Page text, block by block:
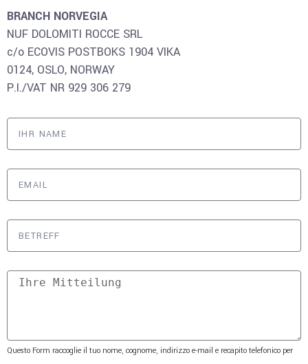
Questo Form raccoglie il tuo nome, cognome, indirizzo e-mail e recapito telefonico per
BRANCH NORVEGIA
NUF DOLOMITI ROCCE SRL
c/o ECOVIS POSTBOKS 1904 VIKA
0124, OSLO, NORWAY
P.I./VAT NR 929 306 279